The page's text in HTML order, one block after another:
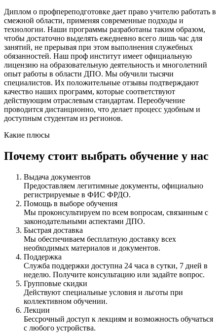
Диплом о профпереподготовке дает право учителю работать в
смежной области, применяя современные подходы и
технологии. Наши программы разработаны таким образом,
чтобы достаточно выделять ежедневно всего лишь час для
занятий, не прерывая при этом выполнения служебных
обязанностей. Наш проф институт имеет официальную
лицензию на образовательную деятельность и многолетний
опыт работы в области ДПО. Мы обучили тысячи
специалистов. Их положительные отзывы подтверждают
качество наших программ, которые соответствуют
действующим отраслевым стандартам. Переобучение
проводится дистанционно, что делает процесс удобным и
доступным студентам из регионов.
Какие плюсы
Почему стоит выбрать обучение у нас
Выдача документов
Предоставляем легитимные документы, официально
регистрируемые в ФИС ФРДО.
Помощь в выборе обучения
Мы проконсультируем по всем вопросам, связанным с
законодательными аспектами ДПО.
Быстрая доставка
Мы обеспечиваем бесплатную доставку всех
необходимых материалов и документов.
Поддержка
Служба поддержки доступна 24 часа в сутки, 7 дней в
неделю. Получите консультацию или задайте вопрос.
Групповые скидки
Действуют специальные условия и льготы при
коллективном обучении.
Лекции
Бессрочный доступ к лекциям и возможность обучаться
с любого устройства.